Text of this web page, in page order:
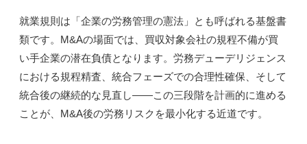
就業規則は「企業の労務管理の憲法」とも呼ばれる基盤書
類です。M&Aの場面では、買収対象会社の規程不備が買
い手企業の潜在負債となります。労務デューデリジェンス
における規程精査、統合フェーズでの合理性確保、そして
統合後の継続的な見直し——この三段階を計画的に進める
ことが、M&A後の労務リスクを最小化する近道です。